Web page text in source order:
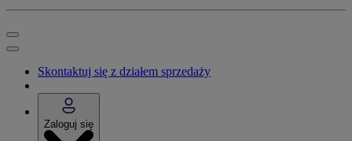
Skontaktuj się z działem sprzedaży
Zaloguj się